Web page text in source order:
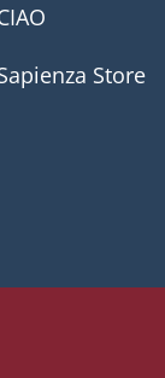
Store